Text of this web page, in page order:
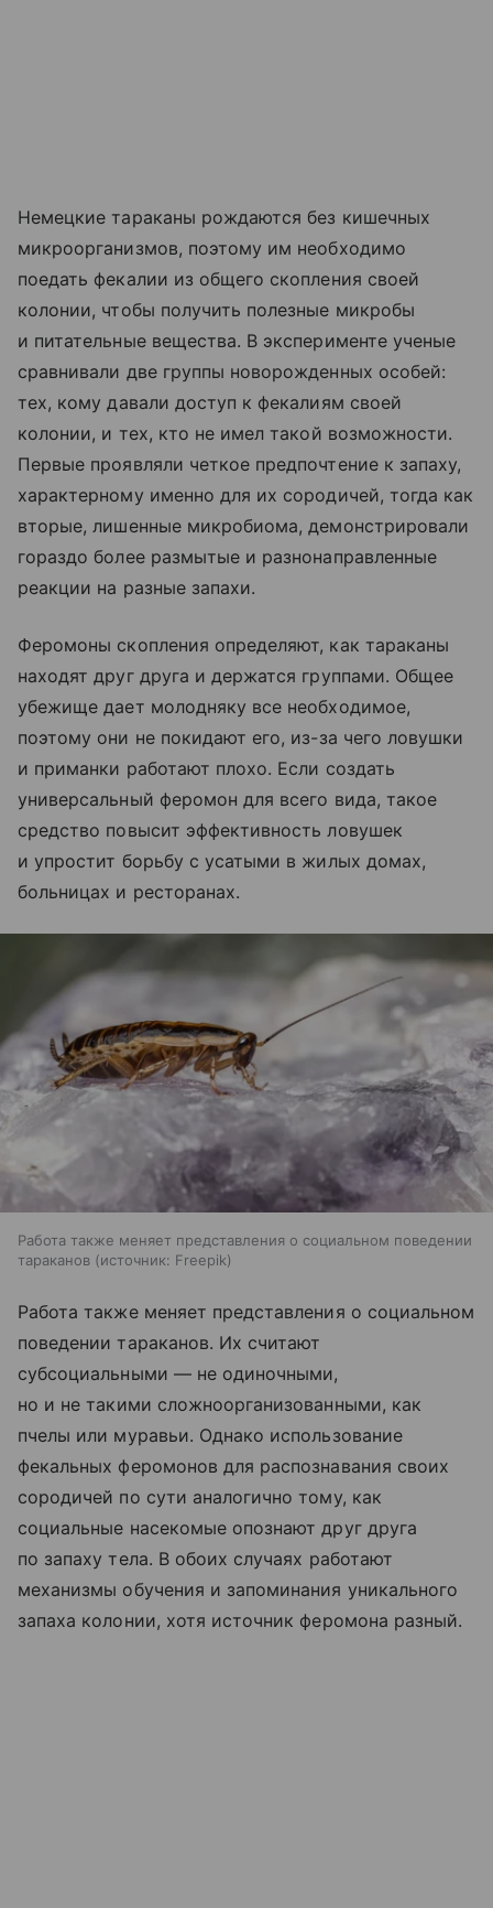
Немецкие тараканы рождаются без кишечных
микроорганизмов, поэтому им необходимо
поедать фекалии из общего скопления своей
колонии, чтобы получить полезные микробы
и питательные вещества. В эксперименте ученые
сравнивали две группы новорожденных особей:
тех, кому давали доступ к фекалиям своей
колонии, и тех, кто не имел такой возможности.
Первые проявляли четкое предпочтение к запаху,
характерному именно для их сородичей, тогда как
вторые, лишенные микробиома, демонстрировали
гораздо более размытые и разнонаправленные
реакции на разные запахи.
Феромоны скопления определяют, как тараканы
находят друг друга и держатся группами. Общее
убежище дает молодняку все необходимое,
поэтому они не покидают его, из-за чего ловушки
и приманки работают плохо. Если создать
универсальный феромон для всего вида, такое
средство повысит эффективность ловушек
и упростит борьбу с усатыми в жилых домах,
больницах и ресторанах.
Работа также меняет представления о социальном поведении
тараканов
источник: Freepik
Работа также меняет представления о социальном
поведении тараканов. Их считают
субсоциальными — не одиночными,
но и не такими сложноорганизованными, как
пчелы или муравьи. Однако использование
фекальных феромонов для распознавания своих
сородичей по сути аналогично тому, как
социальные насекомые опознают друг друга
по запаху тела. В обоих случаях работают
механизмы обучения и запоминания уникального
запаха колонии, хотя источник феромона разный.